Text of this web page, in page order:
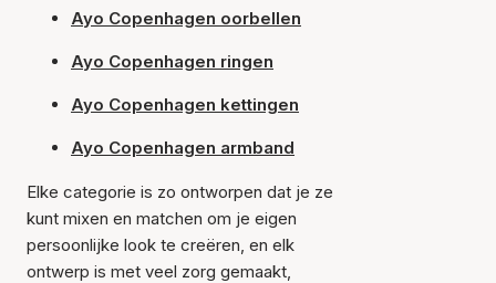
Ayo Copenhagen oorbellen
Ayo Copenhagen ringen
Ayo Copenhagen kettingen
Ayo Copenhagen armband
Elke categorie is zo ontworpen dat je ze
kunt mixen en matchen om je eigen
persoonlijke look te creëren, en elk
ontwerp is met veel zorg gemaakt,